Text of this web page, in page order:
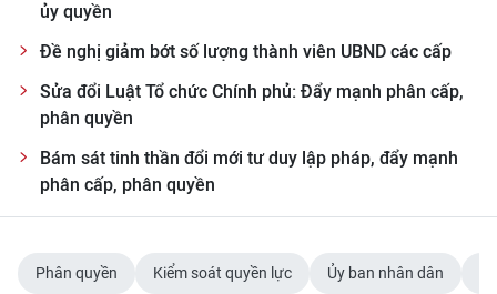
ủy quyền
Đề nghị giảm bớt số lượng thành viên UBND các cấp
Sửa đổi Luật Tổ chức Chính phủ: Đẩy mạnh phân cấp,
phân quyền
Bám sát tinh thần đổi mới tư duy lập pháp, đẩy mạnh
phân cấp, phân quyền
Phân quyền Kiểm soát quyền lực Ủy ban nhân dân